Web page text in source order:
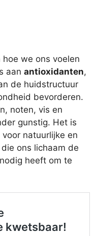
we ons voelen
aan antioxidanten,
de huidstructuur
bevorderen.
noten, vis en
gunstig. Het is
natuurlijke en
ons lichaam de
heeft om te